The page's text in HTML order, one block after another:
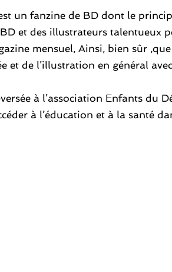
un fanzine de BD dont le
et des illustrateurs talentueux
mensuel, Ainsi, bien sûr
et de l’illustration en général
à l’association Enfants du
à l’éducation et à la santé